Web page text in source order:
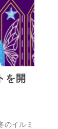
を開
のイルミ